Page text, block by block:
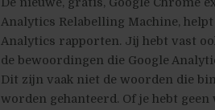
Analytics Relabelling Machine,
Analytics rapporten. Jij hebt vast
de bewoordingen die Google
Dit zijn vaak niet de woorden die
worden gehanteerd. Of je hebt geen